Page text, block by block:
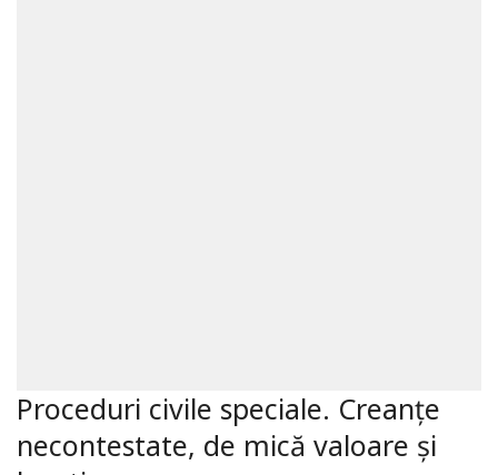
Proceduri civile speciale. Creanțe
necontestate, de mică valoare și